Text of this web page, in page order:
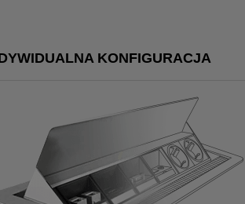
KONFIGURACJA